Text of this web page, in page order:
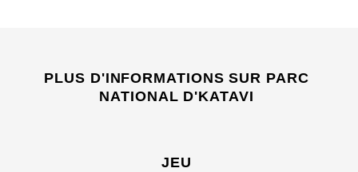
PLUS D'INFORMATIONS SUR PARC
NATIONAL D'KATAVI
JEU